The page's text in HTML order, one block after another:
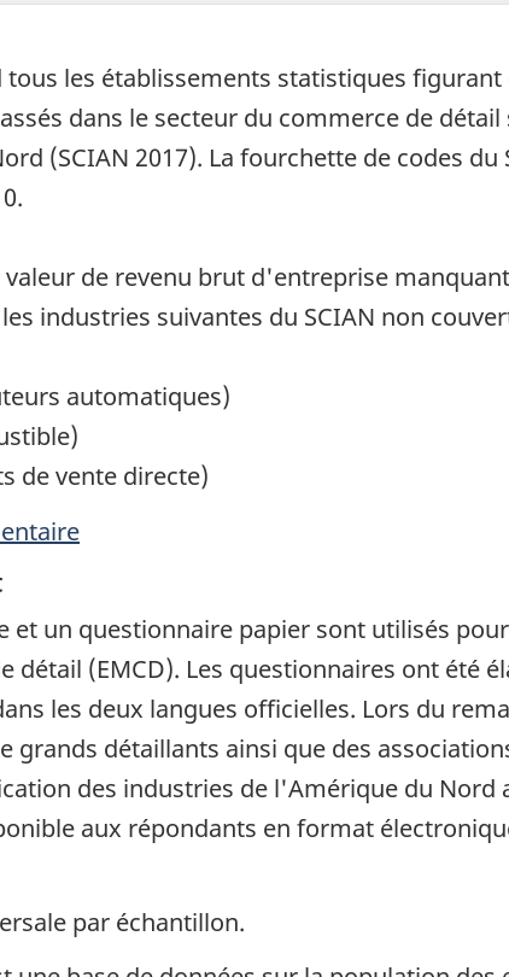
les établissements statistiques figurant
dans le secteur du commerce de
(SCIAN 2017). La fourchette de codes
de revenu brut d'entreprise
industries suivantes du SCIAN non
automatiques)
de vente directe)
et un questionnaire papier sont utilisés
détail (EMCD). Les questionnaires ont été
les deux langues officielles. Lors du
grands détaillants ainsi que des
des industries de l'Amérique du Nord
aux répondants en format
par échantillon.